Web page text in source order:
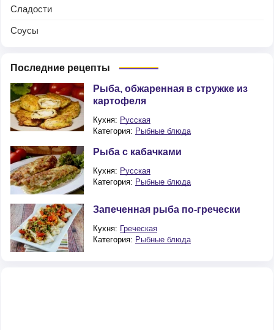
Сладости
Соусы
Последние рецепты
Рыба, обжаренная в стружке из
картофеля
Кухня: Русская
Категория: Рыбные блюда
Рыба с кабачками
Кухня: Русская
Категория: Рыбные блюда
Запеченная рыба по-гречески
Кухня: Греческая
Категория: Рыбные блюда